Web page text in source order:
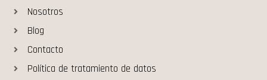
Nosotros
Blog
Contacto
Política de tratamiento de datos